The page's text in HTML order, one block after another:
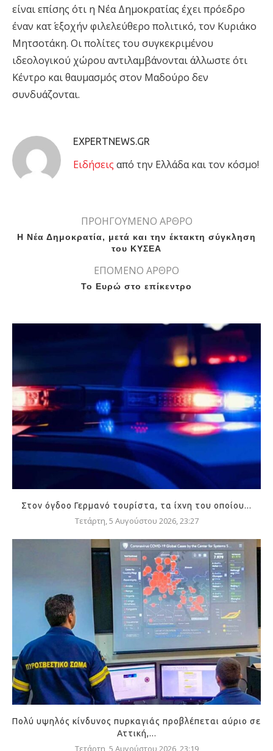
είναι επίσης ότι η Νέα Δημοκρατίας έχει πρόεδρο
έναν κατ΄ εξοχήν φιλελεύθερο πολιτικό, τον Κυριάκο
Μητσοτάκη. Οι πολίτες του συγκεκριμένου
ιδεολογικού χώρου αντιλαμβάνονται άλλωστε ότι
Κέντρο και θαυμασμός στον Μαδούρο δεν
συνδυάζονται.
EXPERTNEWS.GR
Eιδήσεις από την Ελλάδα και τον κόσμο!
ΠΡΟΗΓΟΥΜΕΝΟ ΑΡΘΡΟ
H Νέα Δημοκρατία, μετά και την έκτακτη σύγκληση
του ΚΥΣΕΑ
ΕΠΟΜΕΝΟ ΑΡΘΡΟ
Το Ευρώ στο επίκεντρο
Στον όγδοο Γερμανό τουρίστα, τα ίχνη του οποίου...
Τετάρτη, 5 Αυγούστου 2026, 23:27
Πολύ υψηλός κίνδυνος πυρκαγιάς προβλέπεται αύριο σε
Αττική,...
Τετάρτη, 5 Αυγούστου 2026, 23:19